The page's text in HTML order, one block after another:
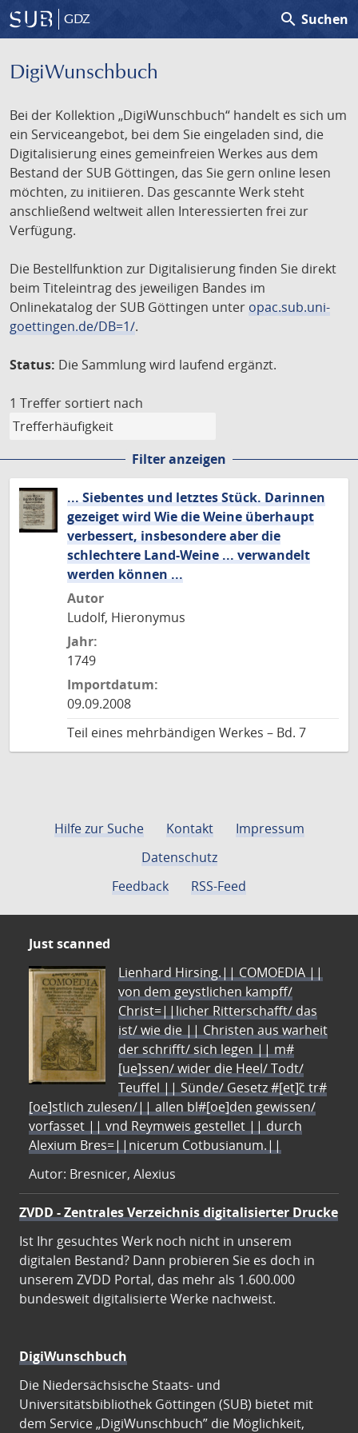
GDZ search Suchen
DigiWunschbuch
Bei der Kollektion „DigiWunschbuch“ handelt es sich um
ein Serviceangebot, bei dem Sie eingeladen sind, die
Digitalisierung eines gemeinfreien Werkes aus dem
Bestand der SUB Göttingen, das Sie gern online lesen
möchten, zu initiieren. Das gescannte Werk steht
anschließend weltweit allen Interessierten frei zur
Verfügung.
Die Bestellfunktion zur Digitalisierung finden Sie direkt
beim Titeleintrag des jeweiligen Bandes im
Onlinekatalog der SUB Göttingen unter opac.sub.uni-
goettingen.de/DB=1/.
Status: Die Sammlung wird laufend ergänzt.
1 Treffer sortiert nach
Filter anzeigen
... Siebentes und letztes Stück. Darinnen
gezeiget wird Wie die Weine überhaupt
verbessert, insbesondere aber die
schlechtere Land-Weine ... verwandelt
werden können ...
Autor
Ludolf, Hieronymus
Jahr:
1749
Importdatum:
09.09.2008
Teil eines mehrbändigen Werkes – Bd. 7
Hilfe zur Suche Kontakt
Impressum
Datenschutz
Feedback
RSS-Feed
Just scanned
Lienhard Hirsing.|| COMOEDIA ||
von dem geystlichen kampff/
Christ=||licher Ritterschafft/ das
ist/ wie die || Christen aus warheit
der schrifft/ sich legen || m#
[ue]ssen/ wider die Heel/ Todt/
Teuffel || Sünde/ Gesetz #[et]c̃ tr#
[oe]stlich zulesen/|| allen bl#[oe]den gewissen/
vorfasset || vnd Reymweis gestellet || durch
Alexium Bres=||nicerum Cotbusianum.||
Autor: Bresnicer, Alexius
ZVDD - Zentrales Verzeichnis digitalisierter Drucke
Ist Ihr gesuchtes Werk noch nicht in unserem
digitalen Bestand? Dann probieren Sie es doch in
unserem ZVDD Portal, das mehr als 1.600.000
bundesweit digitalisierte Werke nachweist.
DigiWunschbuch
Die Niedersächsische Staats- und
Universitätsbibliothek Göttingen (SUB) bietet mit
dem Service „DigiWunschbuch” die Möglichkeit,